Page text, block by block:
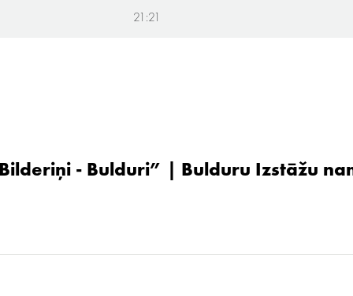
21:21
- Bulduri” | Bulduru Izstāžu